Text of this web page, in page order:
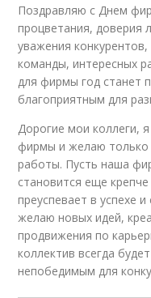
Поздравляю с Днем
процветания, доверия
уважения
команды, интересных
для фирмы год станет
благоприятным для
Дорогие мои коллеги,
фирмы и желаю только
работы. Пусть наша
становится еще
преуспевает в успехе
желаю новых идей,
продвижения по
коллектив всегда
непобедимым для